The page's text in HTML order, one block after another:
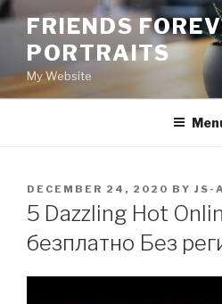
Skip
content
FRIENDS
PORTRAITS
My Website
POSTED
ON
DECEMBER 24, 2020 BY JS-
5 Dazzling Hot
безплатно Без